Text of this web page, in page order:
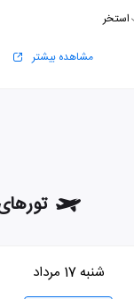
استخر
مشاهده بیشتر
تورهای
شنبه 17 مرداد